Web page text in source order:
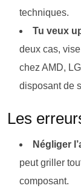
techniques.
Tu veux
deux cas,
chez AMD,
disposant de
Les
Négliger
peut griller
composant.